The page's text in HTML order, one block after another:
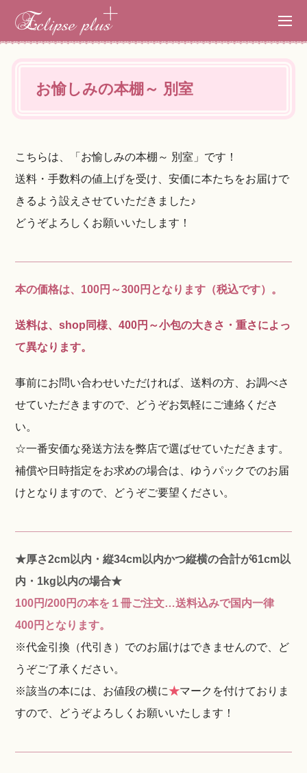
お愉しみの本棚～ 別室
こちらは、「お愉しみの本棚～ 別室」です！
送料・手数料の値上げを受け、安価に本たちをお届けで
きるよう設えさせていただきました♪
どうぞよろしくお願いいたします！
本の価格は、100円～300円となります（税込です）。
送料は、shop同様、400円～小包の大きさ・重さによっ
て異なります。
事前にお問い合わせいただければ、送料の方、お調べさ
せていただきますので、どうぞお気軽にご連絡くださ
い。
☆一番安価な発送方法を弊店で選ばせていただきます。
補償や日時指定をお求めの場合は、ゆうパックでのお届
けとなりますので、どうぞご要望ください。
★厚さ2cm以内・縦34cm以内かつ縦横の合計が61cm以
内・1kg以内の場合★
100円/200円の本を１冊ご注文…送料込みで国内一律
400円となります。
※代金引換（代引き）でのお届けはできませんので、ど
うぞご了承ください。
※該当の本には、お値段の横に★マークを付けておりま
すので、どうぞよろしくお願いいたします！